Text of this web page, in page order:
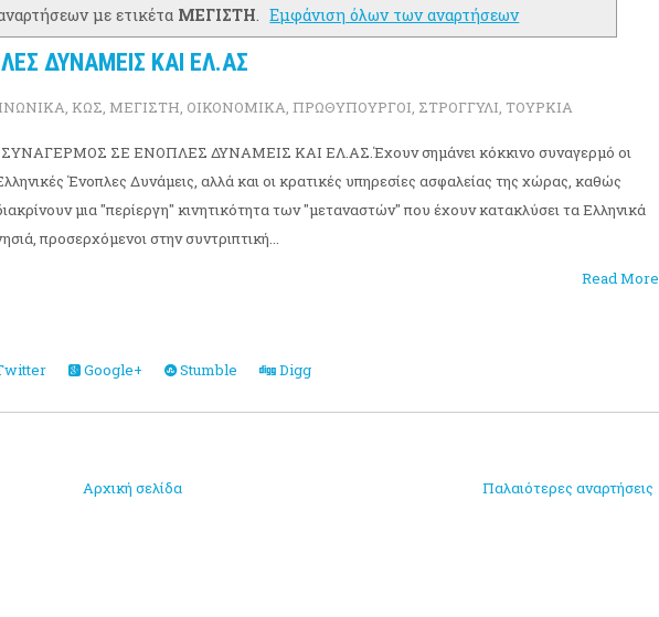
με ετικέτα ΜΕΓΙΣΤΗ. Εμφάνιση όλων των αναρτήσεων
ΔΥΝΑΜΕΙΣ ΚΑΙ ΕΛ.ΑΣ
ΚΩΣ ΜΕΓΙΣΤΗ ΟΙΚΟΝΟΜΙΚΑ ΠΡΩΘΥΠΟΥΡΓΟΙ ΣΤΡΟΓΓΥΛΙ ΤΟΥΡΚΙΑ
ΣΥΝΑΓΕΡΜΟΣ ΣΕ ΕΝΟΠΛΕΣ ΔΥΝΑΜΕΙΣ ΚΑΙ ΕΛ.ΑΣ.Έχουν σημάνει κόκκινο συναγερμό οι
Ένοπλες Δυνάμεις, αλλά και οι κρατικές υπηρεσίες ασφαλείας της χώρας, καθώς
μια "περίεργη" κινητικότητα των "μεταναστών" που έχουν κατακλύσει τα Ελληνικά
προσερχόμενοι στην συντριπτική...
Read More
Google+ Stumble Digg
Παλαιότερες αναρτήσεις
Αρχική σελίδα